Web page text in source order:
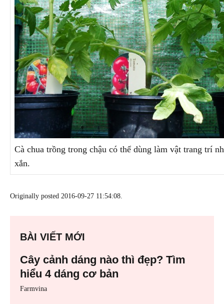
Cà chua trồng trong chậu có thể dùng làm vật trang trí
xắn.
Originally posted 2016-09-27 11:54:08.
BÀI VIẾT MỚI
Cây cảnh dáng nào thì đẹp? Tìm
hiểu 4 dáng cơ bản
Farmvina